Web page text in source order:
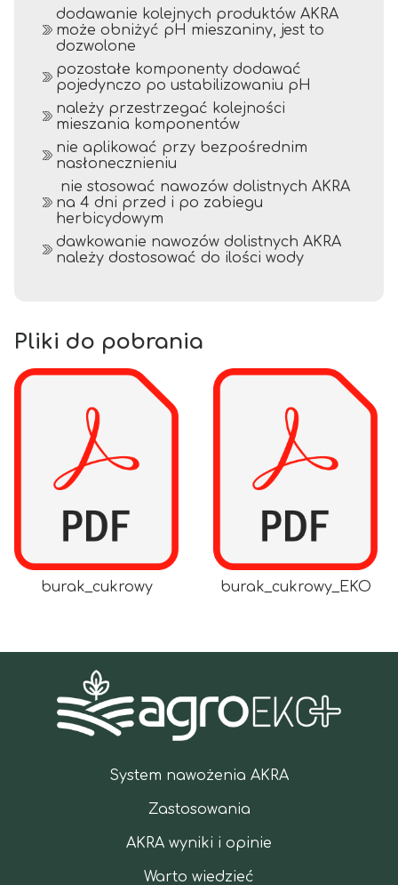
dodawanie kolejnych produktów AKRA
może obniżyć pH mieszaniny, jest to
dozwolone
pozostałe komponenty dodawać
pojedynczo po ustabilizowaniu pH
należy przestrzegać kolejności
mieszania komponentów
nie aplikować przy bezpośrednim
nasłonecznieniu
nie stosować nawozów dolistnych AKRA
na 4 dni przed i po zabiegu
herbicydowym
dawkowanie nawozów dolistnych AKRA
należy dostosować do ilości wody
Pliki do pobrania
burak_cukrowy burak_cukrowy_EKO
System nawożenia AKRA
Zastosowania
AKRA wyniki i opinie
Warto wiedzieć